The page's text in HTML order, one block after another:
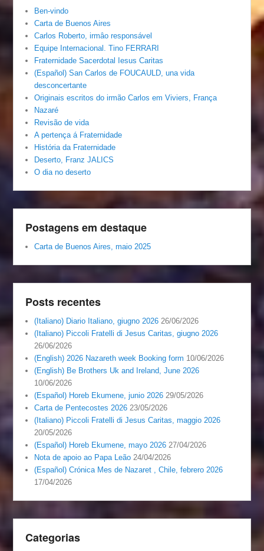
Ben-vindo
Carta de Buenos Aires
Carlos Roberto, irmâo responsável
Equipe Internacional. Tino FERRARI
Fraternidade Sacerdotal Iesus Caritas
(Español) San Carlos de FOUCAULD, una vida
desconcertante
Originais escritos do irmão Carlos em Viviers, França
Nazaré
Revisão de vida
A pertença á Fraternidade
História da Fraternidade
Deserto, Franz JALICS
O dia no deserto
Postagens em destaque
Carta de Buenos Aires, maio 2025
Posts recentes
(Italiano) Diario Italiano, giugno 2026 26/06/2026
(Italiano) Piccoli Fratelli di Jesus Caritas, giugno 2026
26/06/2026
(English) 2026 Nazareth week Booking form 10/06/2026
(English) Be Brothers Uk and Ireland, June 2026
10/06/2026
(Español) Horeb Ekumene, junio 2026 29/05/2026
Carta de Pentecostes 2026 23/05/2026
(Italiano) Piccoli Fratelli di Jesus Caritas, maggio 2026
20/05/2026
(Español) Horeb Ekumene, mayo 2026 27/04/2026
Nota de apoio ao Papa Leão 24/04/2026
(Español) Crónica Mes de Nazaret , Chile, febrero 2026
17/04/2026
Categorias